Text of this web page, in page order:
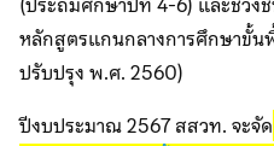
หลักสูตรแกนกลางการศึกษาขั้
ปรับปรุง พ.ศ. 2560)
ปีงบประมาณ 2567 สสวท. จะจัด